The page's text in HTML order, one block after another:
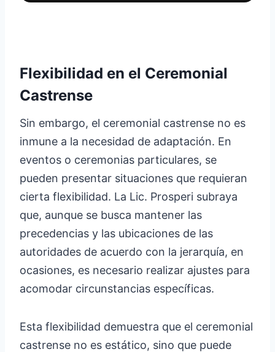
Flexibilidad en el Ceremonial
Castrense
Sin embargo, el ceremonial castrense no es
inmune a la necesidad de adaptación. En
eventos o ceremonias particulares, se
pueden presentar situaciones que requieran
cierta flexibilidad. La Lic. Prosperi subraya
que, aunque se busca mantener las
precedencias y las ubicaciones de las
autoridades de acuerdo con la jerarquía, en
ocasiones, es necesario realizar ajustes para
acomodar circunstancias específicas.
Esta flexibilidad demuestra que el ceremonial
castrense no es estático, sino que puede